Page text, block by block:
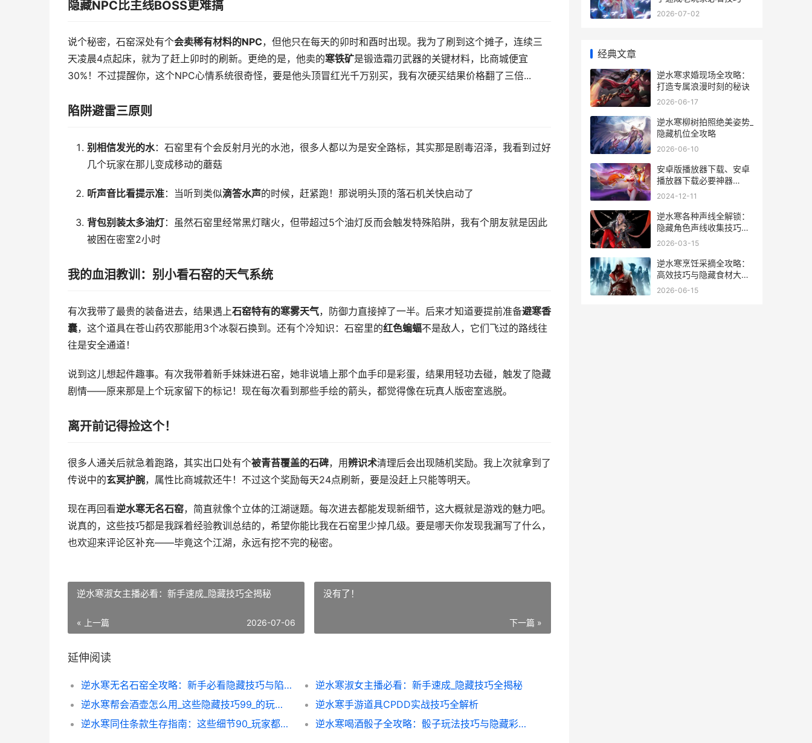
隐藏NPC比主线BOSS更难搞
说个秘密，石窑深处有个会卖稀有材料的NPC，但他只在每天的卯时和酉时出现。我为了刷到这个摊子，连续三
天凌晨4点起床，就为了赶上卯时的刷新。更绝的是，他卖的寒铁矿是锻造霜刃武器的关键材料，比商城便宜
30%！不过提醒你，这个NPC心情系统很奇怪，要是他头顶冒红光千万别买，我有次硬买结果价格翻了三倍...
陷阱避雷三原则
别相信发光的水：石窑里有个会反射月光的水池，很多人都以为是安全路标，其实那是剧毒沼泽，我看到过好
几个玩家在那儿变成移动的蘑菇
听声音比看提示准：当听到类似滴答水声的时候，赶紧跑！那说明头顶的落石机关快启动了
背包别装太多油灯：虽然石窑里经常黑灯瞎火，但带超过5个油灯反而会触发特殊陷阱，我有个朋友就是因此
被困在密室2小时
我的血泪教训：别小看石窑的天气系统
有次我带了最贵的装备进去，结果遇上石窑特有的寒雾天气，防御力直接掉了一半。后来才知道要提前准备避寒香
囊，这个道具在苍山药农那能用3个冰裂石换到。还有个冷知识：石窑里的红色蝙蝠不是敌人，它们飞过的路线往
往是安全通道！
说到这儿想起件趣事。有次我带着新手妹妹进石窑，她非说墙上那个血手印是彩蛋，结果用轻功去碰，触发了隐藏
剧情——原来那是上个玩家留下的标记！现在每次看到那些手绘的箭头，都觉得像在玩真人版密室逃脱。
离开前记得捡这个！
很多人通关后就急着跑路，其实出口处有个被青苔覆盖的石碑，用辨识术清理后会出现随机奖励。我上次就拿到了
传说中的玄冥护腕，属性比商城款还牛！不过这个奖励每天24点刷新，要是没赶上只能等明天。
现在再回看逆水寒无名石窑，简直就像个立体的江湖谜题。每次进去都能发现新细节，这大概就是游戏的魅力吧。
说真的，这些技巧都是我踩着经验教训总结的，希望你能比我在石窑里少掉几级。要是哪天你发现我漏写了什么，
也欢迎来评论区补充——毕竟这个江湖，永远有挖不完的秘密。
逆水寒淑女主播必看：新手速成_隐藏技巧全揭秘
« 上一篇 2026-07-06
没有了！
下一篇 »
延伸阅读
逆水寒无名石窑全攻略：新手必看隐藏技巧与陷阱避雷指南
逆水寒淑女主播必看：新手速成_隐藏技巧全揭秘
逆水寒帮会酒壶怎么用_这些隐藏技巧99_的玩家都不知道
逆水寒手游道具CPDD实战技巧全解析
逆水寒同住条款生存指南：这些细节90_玩家都不知道
逆水寒喝酒骰子全攻略：骰子玩法技巧与隐藏彩蛋揭秘
2026-07-02
经典文章
逆水寒求婚现场全攻略：
打造专属浪漫时刻的秘诀
2026-06-17
逆水寒柳树拍照绝美姿势_
隐藏机位全攻略
2026-06-10
安卓版播放器下载、安卓
播放器下载必要神器
android手机播放器下载
2024-12-11
逆水寒各种声线全解锁：
隐藏角色声线收集技巧分
享
2026-03-15
逆水寒烹饪采摘全攻略：
高效技巧与隐藏食材大公
开
2026-06-15